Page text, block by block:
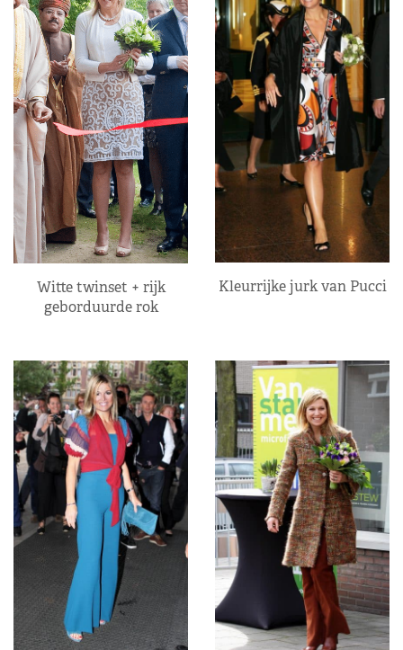
Witte twinset + rijk
geborduurde rok
Kleurrijke jurk van Pucci